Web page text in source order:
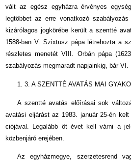
vált az egész egyházra érvényes
legtöbbet az erre vonatkozó
kizárólagos jogkörébe került a szentté
1588-ban V. Szixtusz pápa létrehozta a
részletes menetét VIII. Orbán pápa
szabályozás megmaradt napjainkig, bár VI.
1. 3. A SZENTTÉ AVATÁS MAI
A szentté avatás előírásai sok
avatási eljárást az 1983. január 25-én kelt
ciójával. Legalább öt évet kell várni a
közbenjáró erejében.
Az egyházmegye, szerzetesrend